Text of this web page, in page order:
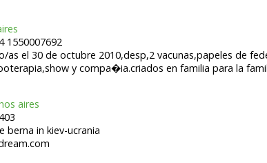
1550007692
as el 30 de octubre 2010,desp,2 vacunas,papeles de
y compa�ia.criados en familia para la
aires
berna in kiev-ucrania